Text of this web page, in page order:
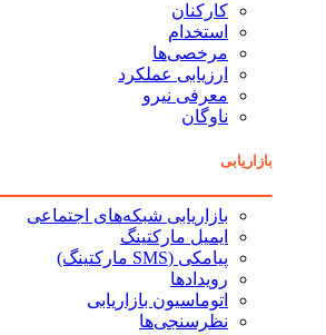
کارکنان
استخدام
مرخصی‌ها
ارزیابی عملکرد
معرفی نیرو
ناوگان
بازاریابی
بازاریابی شبکه‌های اجتماعی
ایمیل مارکتینگ
پیامکی (SMS مارکتینگ)
رویدادها
اتوماسیون بازاریابی
نظرسنجی‌ها